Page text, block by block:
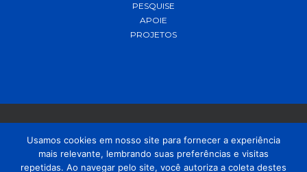
PESQUISE
APOIE
PROJETOS
© 2021 MADP – Desenvolvido pelaOUSE
Usamos cookies em nosso site para fornecer a experiência
mais relevante, lembrando suas preferências e visitas
repetidas. Ao navegar pelo site, você autoriza a coleta destes